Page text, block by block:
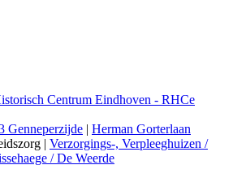
Centrum Eindhoven - RHCe
Genneperzijde | Herman Gorterlaan
| Verzorgings-, Verpleeghuizen /
/ De Weerde